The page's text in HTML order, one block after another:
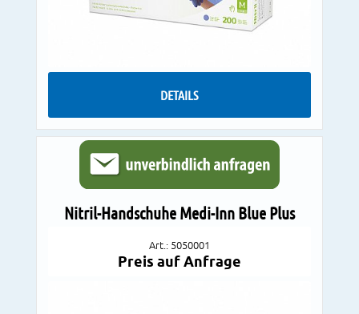
DETAILS
Nitril-Handschuhe Medi-Inn Blue Plus
Art.: 5050001
Preis auf Anfrage